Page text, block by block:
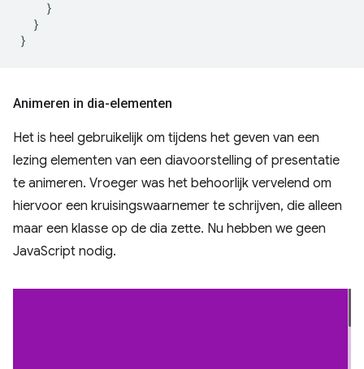
}
}
}
Animeren in dia-elementen
Het is heel gebruikelijk om tijdens het geven van een
lezing elementen van een diavoorstelling of presentatie
te animeren. Vroeger was het behoorlijk vervelend om
hiervoor een kruisingswaarnemer te schrijven, die alleen
maar een klasse op de dia zette. Nu hebben we geen
JavaScript nodig.